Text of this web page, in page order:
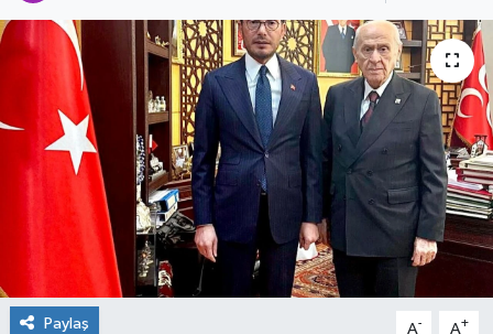
Paylaş A- A+
Tokat Haberleri
Yaşam